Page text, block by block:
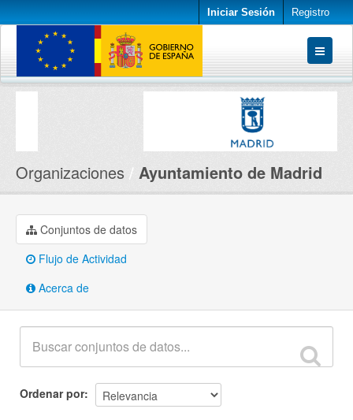
Iniciar Sesión Registro
Conjuntos de datos
Organizaciones Ayuntamiento de Madrid
Conjuntos de datos
Flujo de Actividad
Acerca de
Ordenar por